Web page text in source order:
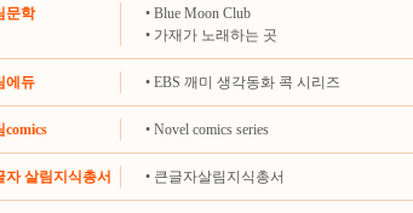
문학 • Blue Moon Club
• 가재가 노래하는 곳
에듀 • EBS 깨미 생각동화 콕 시리즈
comics • Novel comics series
자 살림지식총서 • 큰글자살림지식총서